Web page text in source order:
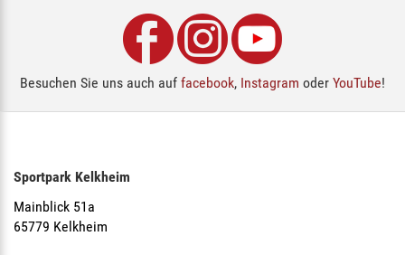
Besuchen Sie uns auch auf facebook, Instagram oder YouTube!
Sportpark Kelkheim
Mainblick 51a
65779 Kelkheim